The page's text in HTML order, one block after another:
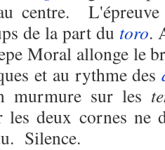
centre.
de la part du toro.
Moral allonge le
et au rythme des
murmure sur les
les deux cornes ne
Silence.